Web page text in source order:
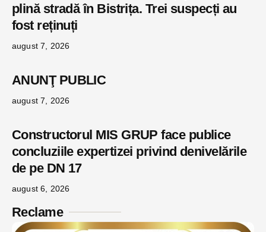
plină stradă în Bistrița. Trei suspecți au
fost reținuți
august 7, 2026
ANUNŢ PUBLIC
august 7, 2026
Constructorul MIS GRUP face publice
concluziile expertizei privind denivelările
de pe DN 17
august 6, 2026
Reclame